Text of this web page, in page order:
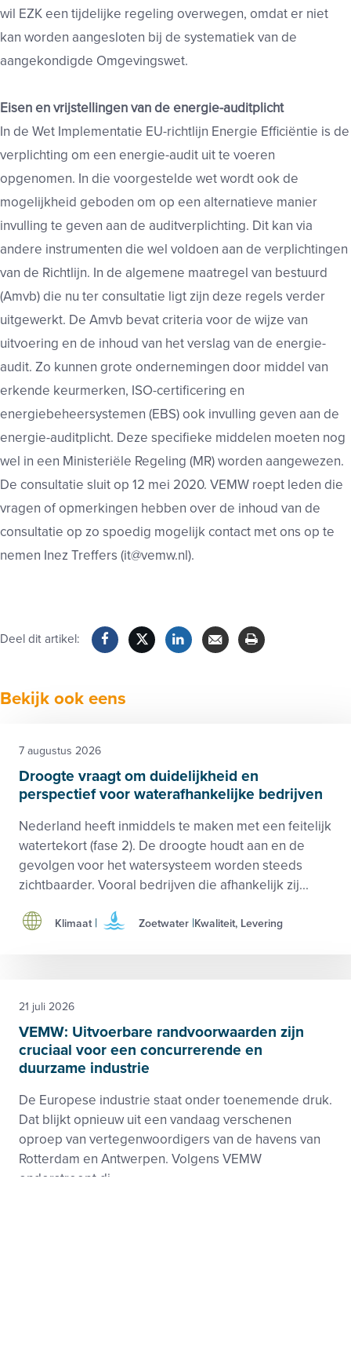
wil EZK een tijdelijke regeling overwegen, omdat er niet
kan worden aangesloten bij de systematiek van de
aangekondigde Omgevingswet.
Eisen en vrijstellingen van de energie-auditplicht
In de Wet Implementatie EU-richtlijn Energie Efficiëntie is de
verplichting om een energie-audit uit te voeren
opgenomen. In die voorgestelde wet wordt ook de
mogelijkheid geboden om op een alternatieve manier
invulling te geven aan de auditverplichting. Dit kan via
andere instrumenten die wel voldoen aan de verplichtingen
van de Richtlijn. In de algemene maatregel van bestuurd
(Amvb) die nu ter consultatie ligt zijn deze regels verder
uitgewerkt. De Amvb bevat criteria voor de wijze van
uitvoering en de inhoud van het verslag van de energie-
audit. Zo kunnen grote ondernemingen door middel van
erkende keurmerken, ISO-certificering en
energiebeheersystemen (EBS) ook invulling geven aan de
energie-auditplicht. Deze specifieke middelen moeten nog
wel in een Ministeriële Regeling (MR) worden aangewezen.
De consultatie sluit op 12 mei 2020. VEMW roept leden die
vragen of opmerkingen hebben over de inhoud van de
consultatie op zo spoedig mogelijk contact met ons op te
nemen Inez Treffers (it@vemw.nl).
Deel dit artikel:
Bekijk ook eens
Droogte vraagt om duidelijkheid en
perspectief voor waterafhankelijke bedrijven
Nederland heeft inmiddels te maken met een feitelijk
watertekort (fase 2). De droogte houdt aan en de
gevolgen voor het watersysteem worden steeds
zichtbaarder. Vooral bedrijven die afhankelijk zij...
7 augustus 2026
Klimaat Zoetwater Kwaliteit, Levering
VEMW: Uitvoerbare randvoorwaarden zijn
cruciaal voor een concurrerende en
duurzame industrie
De Europese industrie staat onder toenemende druk.
Dat blijkt opnieuw uit een vandaag verschenen
oproep van vertegenwoordigers van de havens van
Rotterdam en Antwerpen. Volgens VEMW
onderstreept di...
21 juli 2026